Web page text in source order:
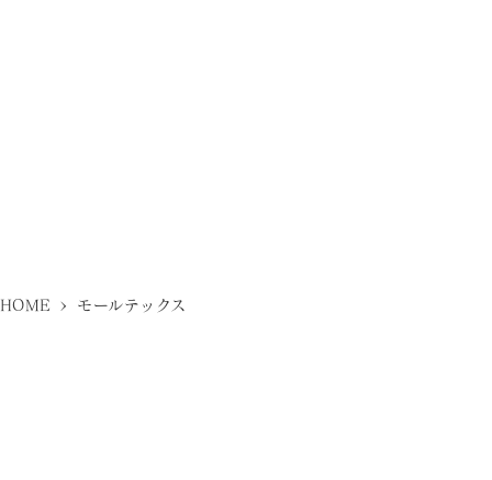
HOME > モールテックス